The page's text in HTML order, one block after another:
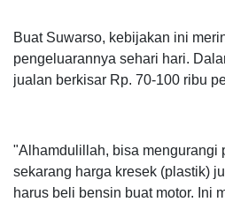
Buat Suwarso, kebijakan ini
pengeluarannya sehari hari.
jualan berkisar Rp. 70-100 ribu
"Alhamdulillah, bisa mengurangi
sekarang harga kresek (plastik)
harus beli bensin buat motor. Ini